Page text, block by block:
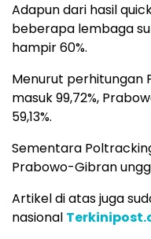
Adapun dari hasil
beberapa lembaga
hampir 60%.
Menurut perhitungan
masuk 99,72%,
59,13%.
Sementara
Prabowo-Gibran
Artikel di atas juga
nasional